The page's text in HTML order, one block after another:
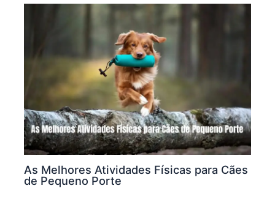
As Melhores Atividades Físicas para Cães
de Pequeno Porte